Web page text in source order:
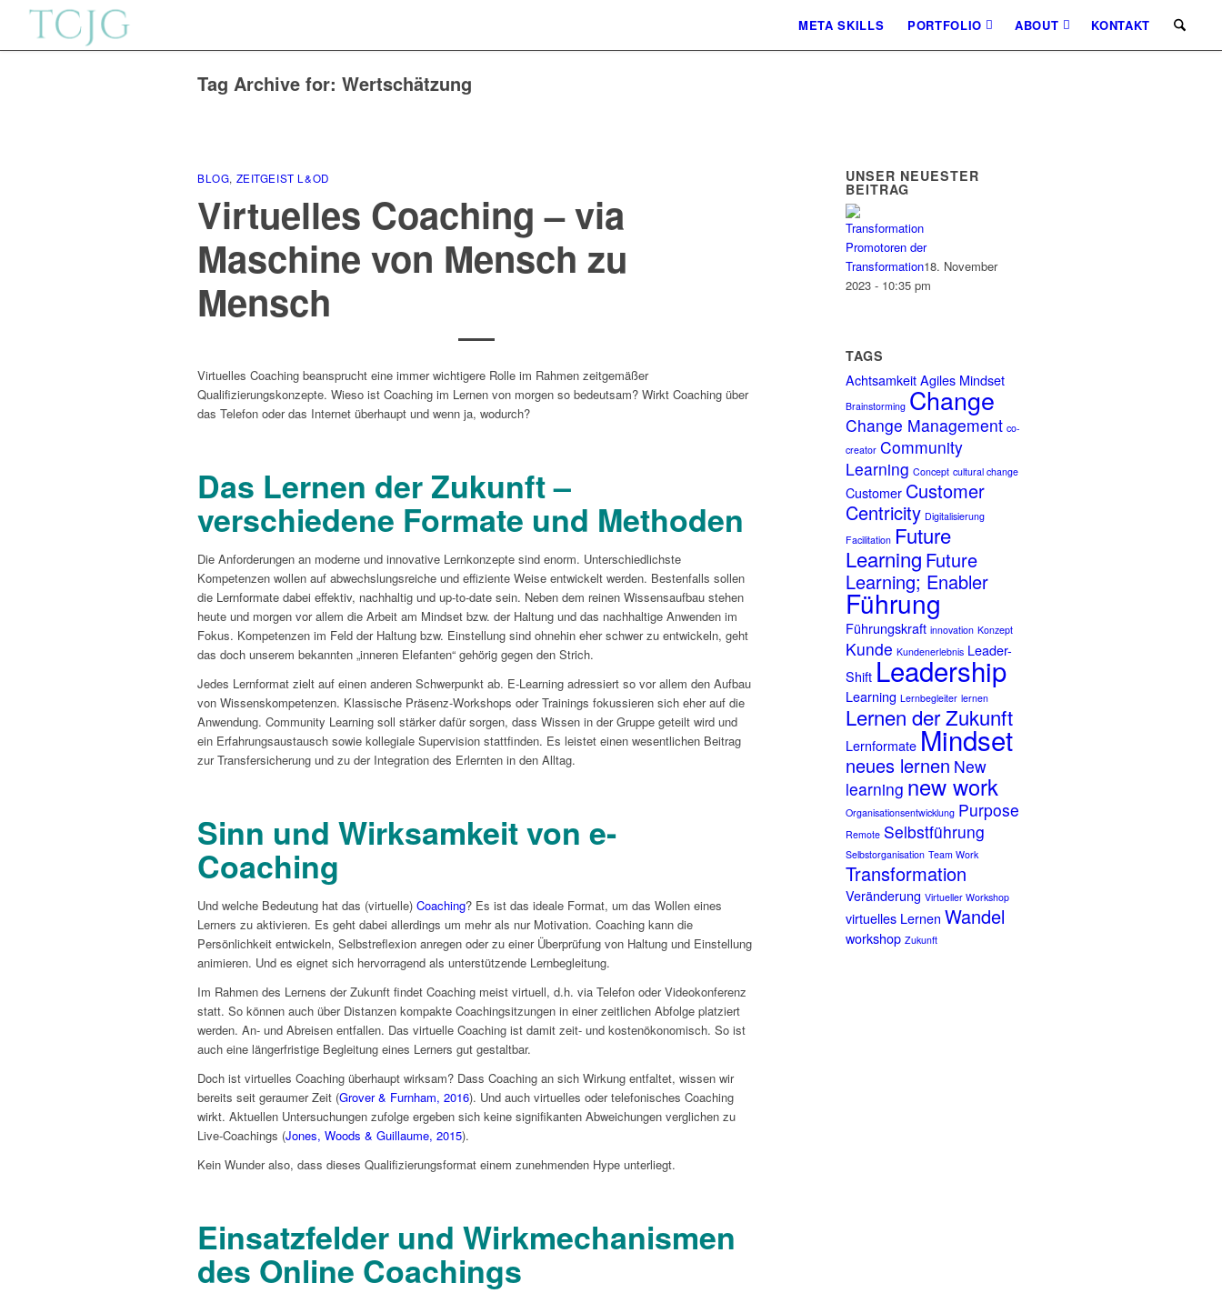
META SKILLS PORTFOLIO ABOUT KONTAKT
Tag Archive for: Wertschätzung
BLOG, ZEITGEIST L&OD
Virtuelles Coaching – via
Maschine von Mensch zu
Mensch
Virtuelles Coaching beansprucht eine immer wichtigere Rolle im Rahmen zeitgemäßer
Qualifizierungskonzepte. Wieso ist Coaching im Lernen von morgen so bedeutsam? Wirkt Coaching über
das Telefon oder das Internet überhaupt und wenn ja, wodurch?
Das Lernen der Zukunft –
verschiedene Formate und Methoden
Die Anforderungen an moderne und innovative Lernkonzepte sind enorm. Unterschiedlichste
Kompetenzen wollen auf abwechslungsreiche und effiziente Weise entwickelt werden. Bestenfalls sollen
die Lernformate dabei effektiv, nachhaltig und up-to-date sein. Neben dem reinen Wissensaufbau stehen
heute und morgen vor allem die Arbeit am Mindset bzw. der Haltung und das nachhaltige Anwenden im
Fokus. Kompetenzen im Feld der Haltung bzw. Einstellung sind ohnehin eher schwer zu entwickeln, geht
das doch unserem bekannten „inneren Elefanten“ gehörig gegen den Strich.
Jedes Lernformat zielt auf einen anderen Schwerpunkt ab. E-Learning adressiert so vor allem den Aufbau
von Wissenskompetenzen. Klassische Präsenz-Workshops oder Trainings fokussieren sich eher auf die
Anwendung. Community Learning soll stärker dafür sorgen, dass Wissen in der Gruppe geteilt wird und
ein Erfahrungsaustausch sowie kollegiale Supervision stattfinden. Es leistet einen wesentlichen Beitrag
zur Transfersicherung und zu der Integration des Erlernten in den Alltag.
Sinn und Wirksamkeit von e-
Coaching
Und welche Bedeutung hat das (virtuelle) Coaching? Es ist das ideale Format, um das Wollen eines
Lerners zu aktivieren. Es geht dabei allerdings um mehr als nur Motivation. Coaching kann die
Persönlichkeit entwickeln, Selbstreflexion anregen oder zu einer Überprüfung von Haltung und Einstellung
animieren. Und es eignet sich hervorragend als unterstützende Lernbegleitung.
Im Rahmen des Lernens der Zukunft findet Coaching meist virtuell, d.h. via Telefon oder Videokonferenz
statt. So können auch über Distanzen kompakte Coachingsitzungen in einer zeitlichen Abfolge platziert
werden. An- und Abreisen entfallen. Das virtuelle Coaching ist damit zeit- und kostenökonomisch. So ist
auch eine längerfristige Begleitung eines Lerners gut gestaltbar.
Doch ist virtuelles Coaching überhaupt wirksam? Dass Coaching an sich Wirkung entfaltet, wissen wir
bereits seit geraumer Zeit (Grover & Furnham, 2016). Und auch virtuelles oder telefonisches Coaching
wirkt. Aktuellen Untersuchungen zufolge ergeben sich keine signifikanten Abweichungen verglichen zu
Live-Coachings (Jones, Woods & Guillaume, 2015).
Kein Wunder also, dass dieses Qualifizierungsformat einem zunehmenden Hype unterliegt.
Einsatzfelder und Wirkmechanismen
des Online Coachings
UNSER NEUESTER
BEITRAG
Promotoren der
Transformation18. November
2023 - 10:35 pm
TAGS
Achtsamkeit Agiles Mindset
Brainstorming Change
Change Management co-
creator Community
Learning Concept cultural change
Customer Customer
Centricity Digitalisierung
Facilitation Future
Learning Future
Learning; Enabler
Führung
Führungskraft innovation Konzept
Kunde Kundenerlebnis Leader-
Shift Leadership
Learning Lernbegleiter lernen
Lernen der Zukunft
Lernformate Mindset
neues lernen New
learning new work
Organisationsentwicklung Purpose
Remote Selbstführung
Selbstorganisation Team Work
Transformation
Veränderung Virtueller Workshop
virtuelles Lernen Wandel
workshop Zukunft